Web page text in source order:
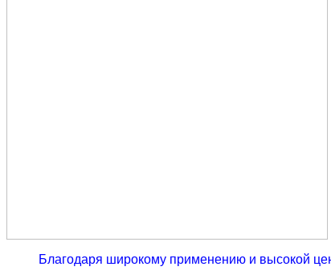
Благодаря широкому применению и высокой